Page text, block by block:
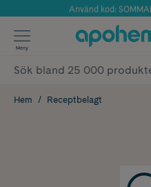
Årets Butik
Använd kod:
✓
✓ Poäng
Meny
Hem Receptbelagt